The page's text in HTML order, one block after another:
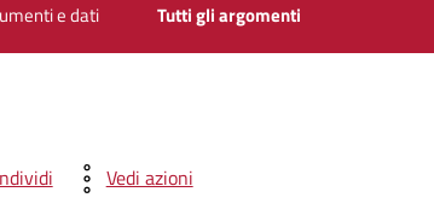
e dati Tutti gli argomenti
Vedi azioni